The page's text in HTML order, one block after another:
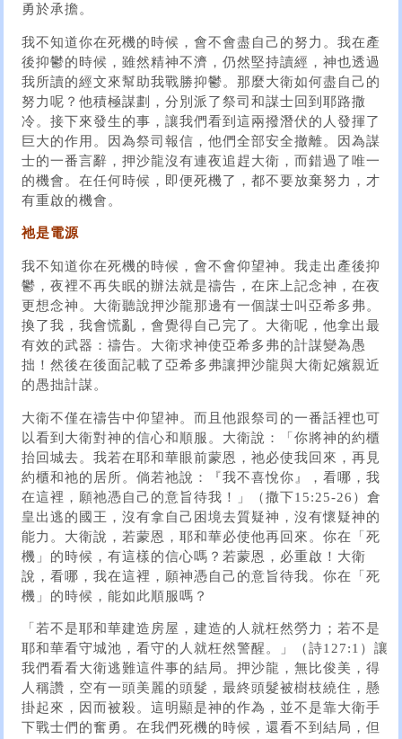
勇於承擔。
我不知道你在死機的時候，會不會盡自己的努力。我在產
後抑鬱的時候，雖然精神不濟，仍然堅持讀經，神也透過
我所讀的經文來幫助我戰勝抑鬱。那麼大衛如何盡自己的
努力呢？他積極謀劃，分別派了祭司和謀士回到耶路撒
冷。接下來發生的事，讓我們看到這兩撥潛伏的人發揮了
巨大的作用。因為祭司報信，他們全部安全撤離。因為謀
士的一番言辭，押沙龍沒有連夜追趕大衛，而錯過了唯一
的機會。在任何時候，即便死機了，都不要放棄努力，才
有重啟的機會。
祂是電源
我不知道你在死機的時候，會不會仰望神。我走出產後抑
鬱，夜裡不再失眠的辦法就是禱告，在床上記念神，在夜
更想念神。大衛聽說押沙龍那邊有一個謀士叫亞希多弗。
換了我，我會慌亂，會覺得自己完了。大衛呢，他拿出最
有效的武器：禱告。大衛求神使亞希多弗的計謀變為愚
拙！然後在後面記載了亞希多弗讓押沙龍與大衛妃嬪親近
的愚拙計謀。
大衛不僅在禱告中仰望神。而且他跟祭司的一番話裡也可
以看到大衛對神的信心和順服。大衛說：「你將神的約櫃
抬回城去。我若在耶和華眼前蒙恩，祂必使我回來，再見
約櫃和祂的居所。倘若祂說：『我不喜悅你』，看哪，我
在這裡，願祂憑自己的意旨待我！」（撒下15:25-26）倉
皇出逃的國王，沒有拿自己困境去質疑神，沒有懷疑神的
能力。大衛說，若蒙恩，耶和華必使他再回來。你在「死
機」的時候，有這樣的信心嗎？若蒙恩，必重啟！大衛
說，看哪，我在這裡，願神憑自己的意旨待我。你在「死
機」的時候，能如此順服嗎？
「若不是耶和華建造房屋，建造的人就枉然勞力；若不是
耶和華看守城池，看守的人就枉然警醒。」（詩127:1）讓
我們看看大衛逃難這件事的結局。押沙龍，無比俊美，得
人稱讚，空有一頭美麗的頭髮，最終頭髮被樹枝繞住，懸
掛起來，因而被殺。這明顯是神的作為，並不是靠大衛手
下戰士們的奮勇。在我們死機的時候，還看不到結局，但